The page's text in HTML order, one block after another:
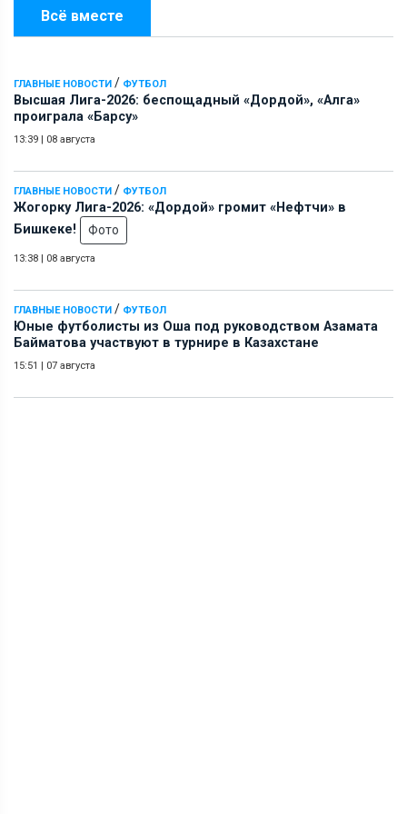
Всё вместе
ГЛАВНЫЕ НОВОСТИ / ФУТБОЛ
Высшая Лига-2026: беспощадный «Дордой», «Алга»
проиграла «Барсу»
13:39 | 08 августа
ГЛАВНЫЕ НОВОСТИ / ФУТБОЛ
Жогорку Лига-2026: «Дордой» громит «Нефтчи» в
Бишкеке!
Фото
13:38 | 08 августа
ГЛАВНЫЕ НОВОСТИ / ФУТБОЛ
Юные футболисты из Оша под руководством Азамата
Байматова участвуют в турнире в Казахстане
15:51 | 07 августа